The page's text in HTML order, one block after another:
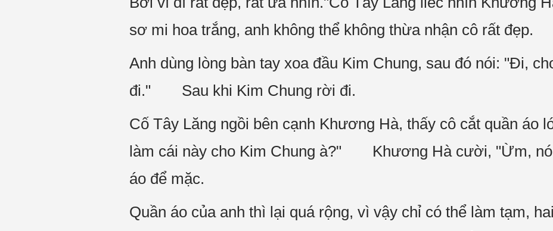
sơ mi hoa trắng, anh không thể không thừa nhận cô rất đẹp.
Anh dùng lòng bàn tay xoa đầu Kim Chung, sau đó nói: "Đi,
đi." Sau khi Kim Chung rời đi.
Cố Tây Lăng ngồi bên cạnh Khương Hà, thấy cô cắt quần áo
làm cái này cho Kim Chung à?" Khương Hà cười, "Ừm, nó
áo để mặc.
Quần áo của anh thì lại quá rộng, vì vậy chỉ có thể làm tạm,